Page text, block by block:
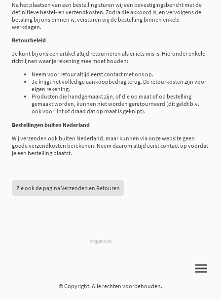
Na het plaatsen van een bestelling sturen wij een bevestigingsbericht met de
definitieve bestel- en verzendkosten. Zodra die akkoord is, en vervolgens de
betaling bij ons binnen is, versturen wij de bestelling binnen enkele
werkdagen.
Retourbeleid
Je kunt bij ons een artikel altijd retourneren als er iets mis is. Hieronder enkele
richtlijnen waar je rekening mee moet houden:
Neem voor retour altijd eerst contact met ons op.
Je krijgt het volledige aankoopbedrag terug. De retourkosten zijn voor
eigen rekening.
Producten die handgemaakt zijn, of die op maat of op bestelling
gemaakt worden, kunnen niet worden geretourneerd (dit geldt b.v.
ook voor lint of draad dat op maat is geknipt).
Bestellingen buiten Nederland
Wij verzenden ook buiten Nederland, maar kunnen via onze website geen
goede verzendkosten berekenen. Neem daarom altijd eerst contact op voordat
je een bestelling plaatst.
Zie ook de pagina Verzenden en Retouren
© Copyright. Alle rechten voorbehouden.